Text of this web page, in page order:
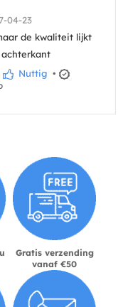
04-23
de kwaliteit lijkt
Nuttig •
Gratis verzending
vanaf €50